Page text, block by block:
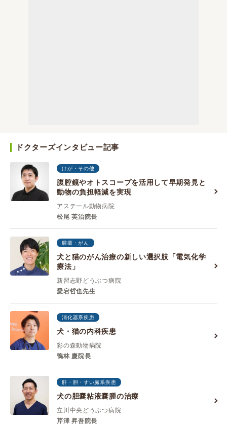
ドクターズインタビュー記事
けが・その他
腹腔鏡やオトスコープを活用して早期発見と
動物の負担軽減を実現
アステール動物病院
松尾 英治院長
腫瘍・がん
犬と猫のがん治療の新しい選択肢「電気化学
療法」
新習志野どうぶつ病院
愛宕哲也先生
消化器系疾患
犬・猫の内科疾患
彩の森動物病院
鴨林 慶院長
肝・胆・すい臓系疾患
犬の胆嚢粘液嚢腫の治療
立川中央どうぶつ病院
芹澤 昇吾院長